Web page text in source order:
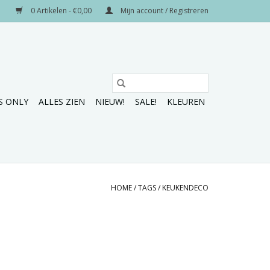
0 Artikelen - €0,00 Mijn account / Registreren
ONLY ALLES ZIEN NIEUW! SALE! KLEUREN
HOME/TAGS/ KEUKENDECO